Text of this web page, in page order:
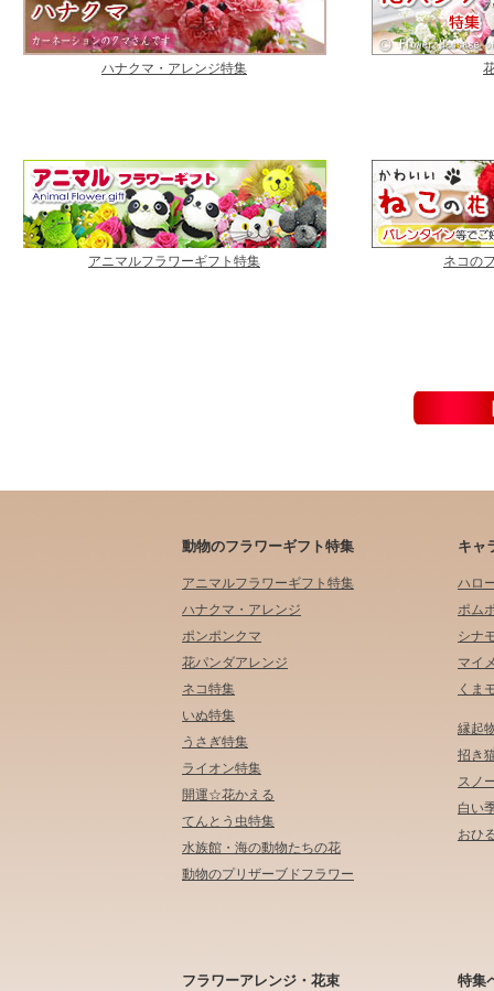
ハナクマ・アレンジ特集
アニマルフラワーギフト特集 ネコの
動物のフラワーギフト特集 キャ
アニマルフラワーギフト特集
ハナクマ・アレンジ
ポンポンクマ
花パンダアレンジ
ネコ特集
いぬ特集
うさぎ特集
ライオン特集
開運☆花かえる
てんとう虫特集
水族館・海の動物たちの花
動物のプリザーブドフラワー
ハロ
ポム
シナ
マイ
くま
縁起
招き
スノ
白い
おひ
フラワーアレンジ・花束 特集